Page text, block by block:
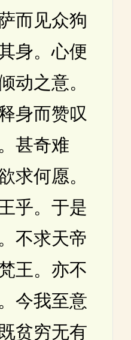
而见众狗
身。心便
动之意。
身而赞叹
甚奇难
求何愿。
乎。于是
不求天帝
王。亦不
今我至意
贫穷无有